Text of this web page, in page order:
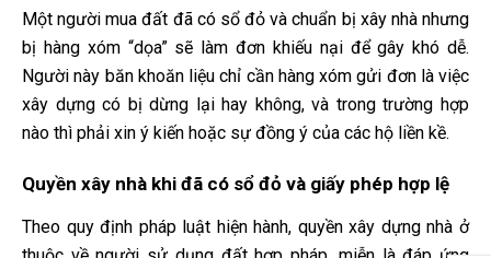
Một người mua đất đã có sổ đỏ và chuẩn bị xây nhà nhưng
bị hàng xóm “dọa” sẽ làm đơn khiếu nại để gây khó dễ.
Người này băn khoăn liệu chỉ cần hàng xóm gửi đơn là việc
xây dựng có bị dừng lại hay không, và trong trường hợp
nào thì phải xin ý kiến hoặc sự đồng ý của các hộ liền kề.
Quyền xây nhà khi đã có sổ đỏ và giấy phép hợp lệ
Theo quy định pháp luật hiện hành, quyền xây dựng nhà ở